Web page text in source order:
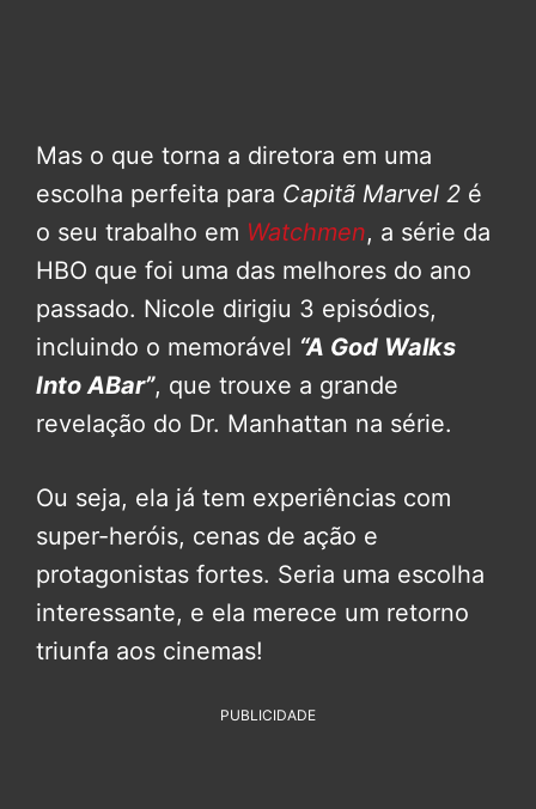
Mas o que torna a diretora em uma
escolha perfeita para Capitã Marvel 2 é
o seu trabalho em Watchmen, a série da
HBO que foi uma das melhores do ano
passado. Nicole dirigiu 3 episódios,
incluindo o memorável “A God Walks
Into ABar”, que trouxe a grande
revelação do Dr. Manhattan na série.
Ou seja, ela já tem experiências com
super-heróis, cenas de ação e
protagonistas fortes. Seria uma escolha
interessante, e ela merece um retorno
triunfa aos cinemas!
PUBLICIDADE